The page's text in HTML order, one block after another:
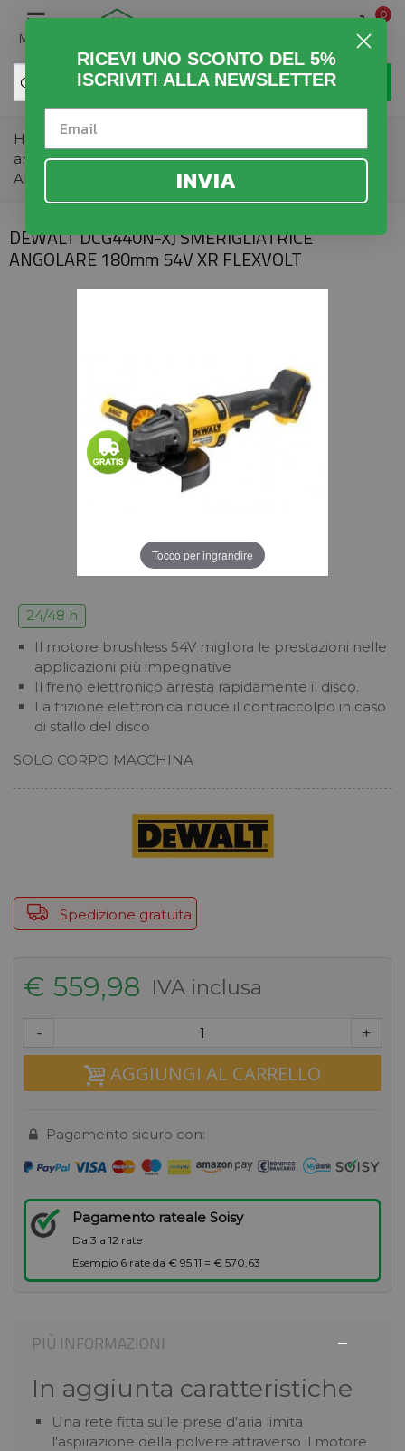
MENU
0
Home > Fai da Te
angolare > DEWALT DCG440N-XJ SMERIGLIATRICE
ANGOLARE 180mm 54V XR FLEXVOLT
DEWALT DCG440N-XJ SMERIGLIATRICE
ANGOLARE 180mm 54V XR FLEXVOLT
Tocco per ingrandire
24/48 h
Il motore brushless 54V migliora le prestazioni nelle
applicazioni più impegnative
Il freno elettronico arresta rapidamente il disco.
La frizione elettronica riduce il contraccolpo in caso
di stallo del disco
SOLO CORPO MACCHINA
Spedizione gratuita
€ 559,98 IVA inclusa
- +
AGGIUNGI AL CARRELLO
Pagamento sicuro con:
Pagamento rateale Soisy
Da 3 a 12 rate
Esempio 6 rate da € 95,11 = € 570,63
PIÙ INFORMAZIONI
In aggiunta caratteristiche
Una rete fitta sulle prese d'aria limita
l'aspirazione della polvere attraverso il motore
RICEVI UNO SCONTO DEL 5%
ISCRIVITI ALLA NEWSLETTER
INVIA